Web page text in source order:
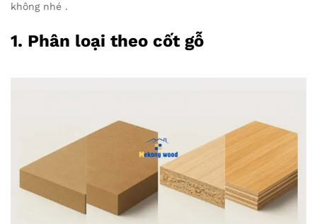
không nhé .
1. Phân loại theo cốt gỗ